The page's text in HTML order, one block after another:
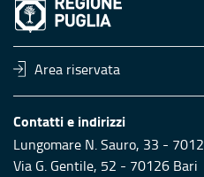
Area riservata
Contatti e indirizzi
Lungomare N. Sauro, 33 -
Via G. Gentile, 52 - 70126 Bari